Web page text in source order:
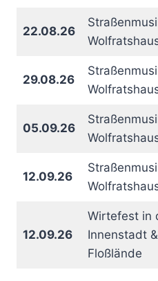
22.08.26
29.08.26
05.09.26
12.09.26
12.09.26
Wirtefest in
Innenstadt
Floßlände